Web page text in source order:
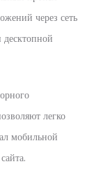
через сеть
десктопной
легко
мобильной